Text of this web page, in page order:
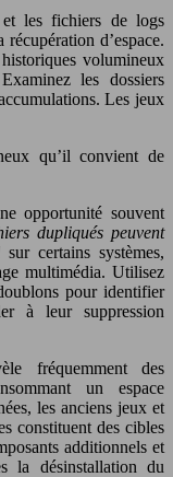
et les fichiers de logs
d’espace.
volumineux
les dossiers
Les jeux
qu’il convient de
opportunité souvent
dupliqués peuvent
sur certains systèmes,
multimédia. Utilisez
pour identifier
à leur suppression
fréquemment des
un espace
les anciens jeux et
constituent des cibles
additionnels et
la désinstallation du